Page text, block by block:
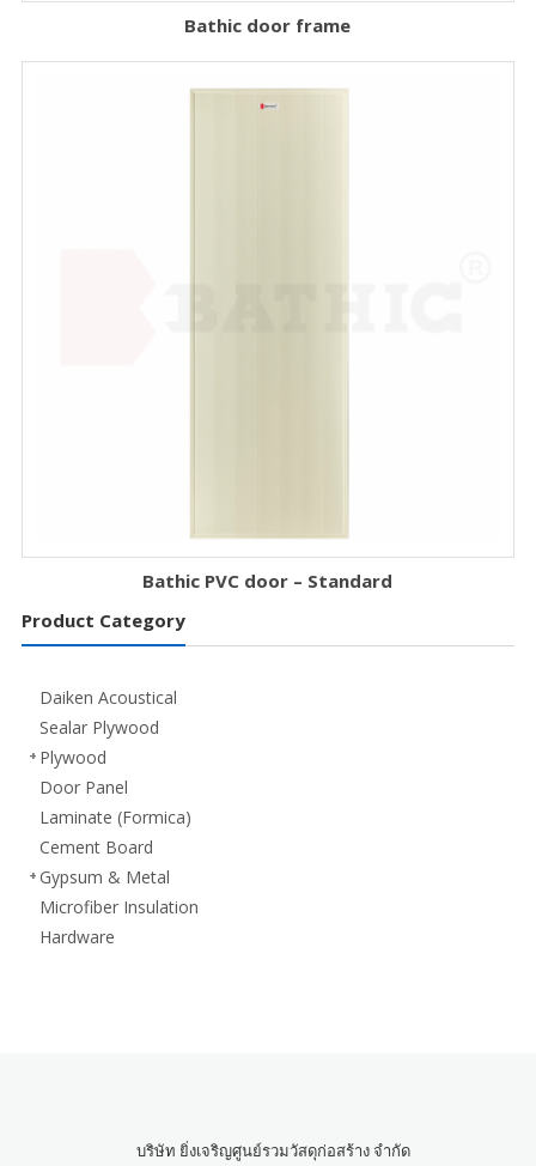
Bathic door frame
Bathic PVC door – Standard
Product Category
Daiken Acoustical
Sealar Plywood
Plywood
Door Panel
Laminate (Formica)
Cement Board
Gypsum & Metal
Microfiber Insulation
Hardware
บริษัท ยิ่งเจริญศูนย์รวมวัสดุก่อสร้าง จำกัด